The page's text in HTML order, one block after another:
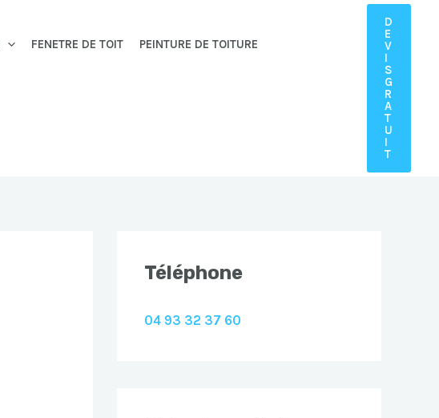
FENETRE DE TOIT PEINTURE DE TOITURE
D
E
V
I
S
G
R
A
T
U
I
T
Téléphone
04 93 32 37 60